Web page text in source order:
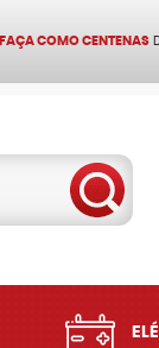
FAÇA COMO CENTENAS